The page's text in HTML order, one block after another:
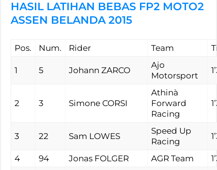
HASIL LATIHAN BEBAS FP2 MOTO2
ASSEN BELANDA 2015
Pos. Num. Rider Team
1 5 Johann ZARCO
Ajo
Motorsport
2 3 Simone CORSI
Athinà
Forward
Racing
3 22 Sam LOWES
Speed Up
Racing
4 94 Jonas FOLGER AGR Team